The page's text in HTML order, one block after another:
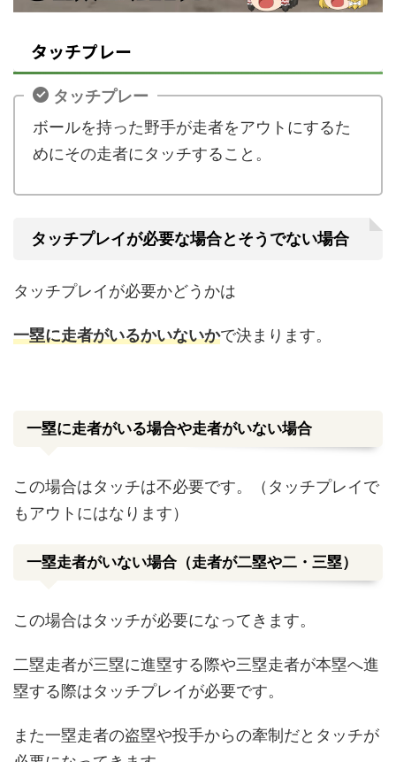
タッチプレー
タッチプレー
ボールを持った野手が走者をアウトにするた
めにその走者にタッチすること。
タッチプレイが必要な場合とそうでない場合
タッチプレイが必要かどうかは
一塁に走者がいるかいないかで決まります。
一塁に走者がいる場合や走者がいない場合
この場合はタッチは不必要です。（タッチプレイで
もアウトにはなります）
一塁走者がいない場合（走者が二塁や二 ・三塁）
この場合はタッチが必要になってきます。
二塁走者が三塁に進塁する際や三塁走者が本塁へ進
塁する際はタッチプレイが必要です。
また一塁走者の盗塁や投手からの牽制だとタッチが